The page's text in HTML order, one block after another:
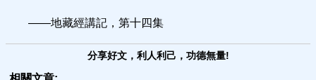
——地藏經講記，第十四集
分享好文，利人利己，功德無量!